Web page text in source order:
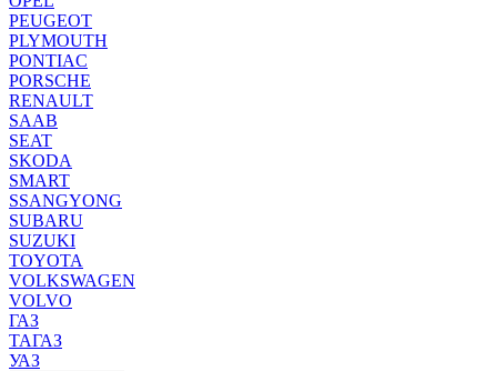
PEUGEOT
PLYMOUTH
PONTIAC
PORSCHE
RENAULT
SAAB
SEAT
SKODA
SMART
SSANGYONG
SUBARU
SUZUKI
TOYOTA
VOLKSWAGEN
VOLVO
ГАЗ
ТАГАЗ
УАЗ